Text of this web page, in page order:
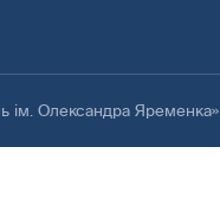
ім. Олександра Яременка»